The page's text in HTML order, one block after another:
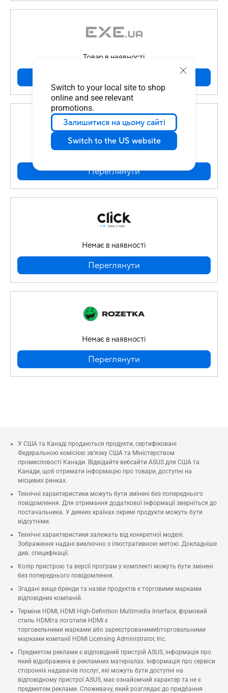
Switch to your local site to shop
online and see relevant
promotions.
Залишитися на цьому сайті
Switch to the US website
Товар в наявності
Товар в наявності
Переглянути
Немає в наявності
Переглянути
Немає в наявності
Переглянути
У США та Канаді продаються продукти, сертифіковані
Федеральною комісією зв’язку США та Міністерством
промисловості Канади. Відвідайте вебсайти ASUS для США та
Канади, щоб отримати інформацію про товари, доступні на
місцевих ринках.
Технічні характеристики можуть бути змінені без попереднього
повідомлення. Для отримання додаткової інформації зверніться до
постачальника. У деяких країнах окремі продукти можуть бути
відсутніми.
Технічні характеристики залежать від конкретної моделі.
Зображення надані виключно з ілюстративною метою. Докладніше
див. специфікації.
Колір пристрою та версії програм у комплекті можуть бути змінені
без попереднього повідомлення.
Згадані вище бренди та назви продуктів є торговими марками
відповідних компаній.
Терміни HDMI, HDMI High-Definition Multimedia Interface, фірмовий
стиль HDMIта логотипи HDMI є
торговельними марками або зареєстрованимиbторговельними
марками компанії HDMI Licensing Administrator, Inc.
Предметом реклами є відповідний пристрій ASUS, інформація про
який відображена в рекламних матеріалах. Інформація про сервіси
сторонніх надавачів послуг, які можуть бути доступні на
відповідному пристрої ASUS, має ознайомчий характер та не є
предметом реклами. Споживачу, який розглядає до придбання